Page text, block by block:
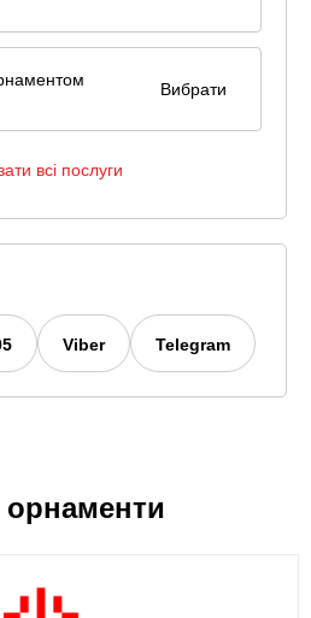
Вибрати
всі послуги
Viber Telegram
орнаменти